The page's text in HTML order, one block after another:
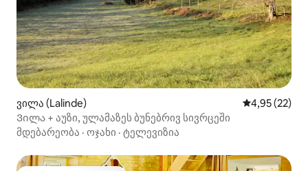
ვილა (Lalinde) საშუალო
4,95 (22)
Ვილა + აუზი, ულამაზეს ბუნებრივ სივრცეში
მდებარეობა · ოჯახი · ტელევიზია